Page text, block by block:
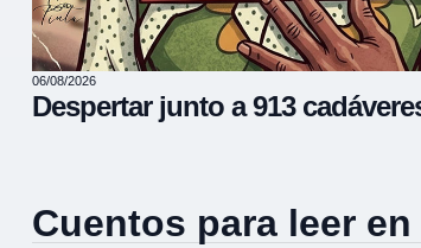
06/08/2026
Despertar junto a 913
Cuentos para leer en